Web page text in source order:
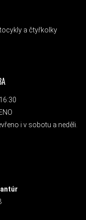
a čtyřkolky
i v sobotu a neděli.